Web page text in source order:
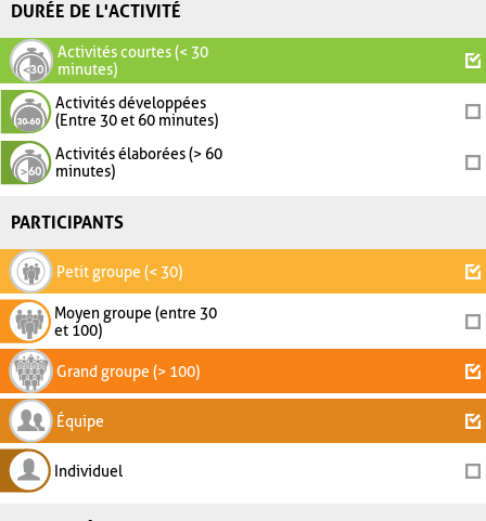
DURÉE DE L'ACTIVITÉ
Activités courtes (< 30
minutes)
Activités développées
(Entre 30 et 60 minutes)
Activités élaborées (> 60
minutes)
PARTICIPANTS
Petit groupe (< 30)
Moyen groupe (entre 30
et 100)
Grand groupe (> 100)
Équipe
Individuel